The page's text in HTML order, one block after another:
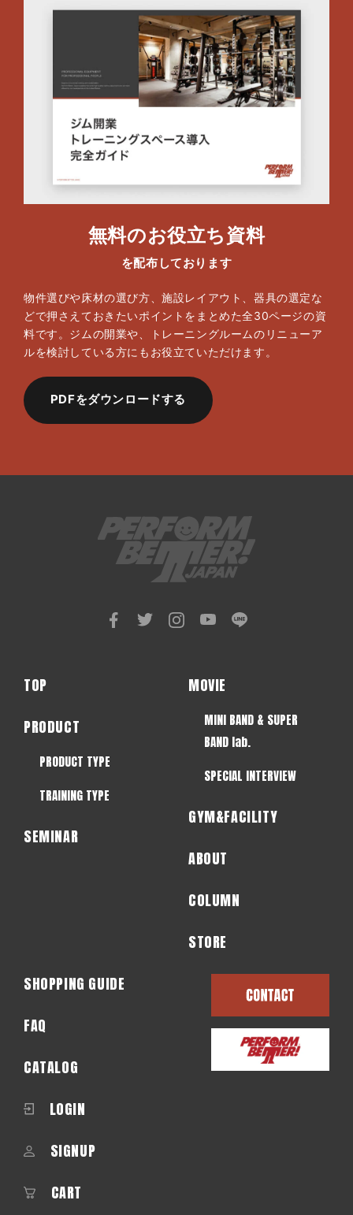
無料のお役立ち資料
を配布しております
物件選びや床材の選び方、施設レイアウト、器具の選定な
どで押さえておきたいポイントをまとめた全30ページの資
料です。ジムの開業や、トレーニングルームのリニューア
ルを検討している方にもお役立ていただけます。
PDFをダウンロードする
TOP
PRODUCT
PRODUCT TYPE
TRAINING TYPE
SEMINAR
MOVIE
MINI BAND & SUPER
BAND lab.
SPECIAL INTERVIEW
GYM&FACILITY
ABOUT
COLUMN
STORE
SHOPPING GUIDE
FAQ
CATALOG
LOGIN
SIGNUP
CART